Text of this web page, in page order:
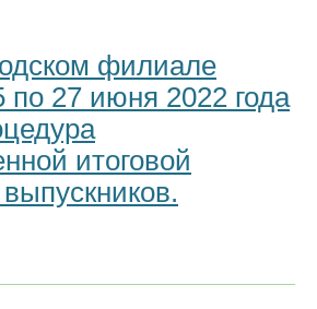
филиале
27 июня 2022 года
итоговой